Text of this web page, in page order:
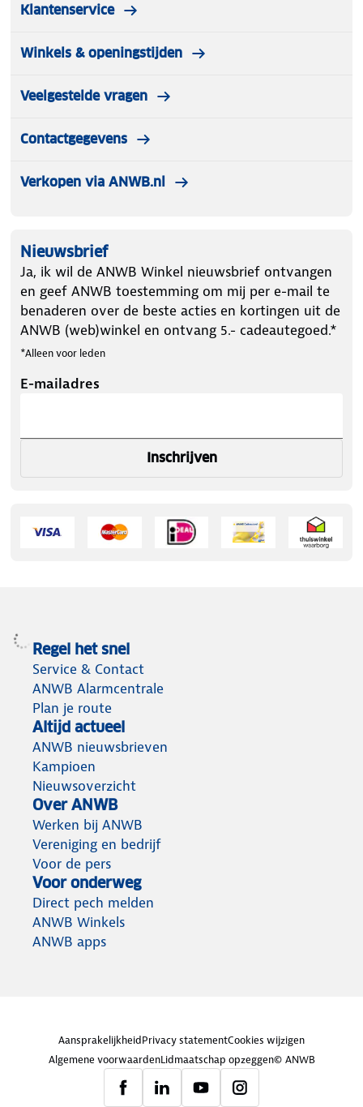
Klantenservice
Winkels & openingstijden
Veelgestelde vragen
Contactgegevens
Verkopen via ANWB.nl
Nieuwsbrief
Ja, ik wil de ANWB Winkel nieuwsbrief ontvangen
en geef ANWB toestemming om mij per e-mail te
benaderen over de beste acties en kortingen uit de
ANWB (web)winkel en ontvang 5.- cadeautegoed.*
*Alleen voor leden
E-mailadres
Inschrijven
Regel het snel
Service & Contact
ANWB Alarmcentrale
Plan je route
Altijd actueel
ANWB nieuwsbrieven
Kampioen
Nieuwsoverzicht
Over ANWB
Werken bij ANWB
Vereniging en bedrijf
Voor de pers
Voor onderweg
Direct pech melden
ANWB Winkels
ANWB apps
AansprakelijkheidPrivacy statementCookies wijzigen
Algemene voorwaardenLidmaatschap opzeggen© ANWB